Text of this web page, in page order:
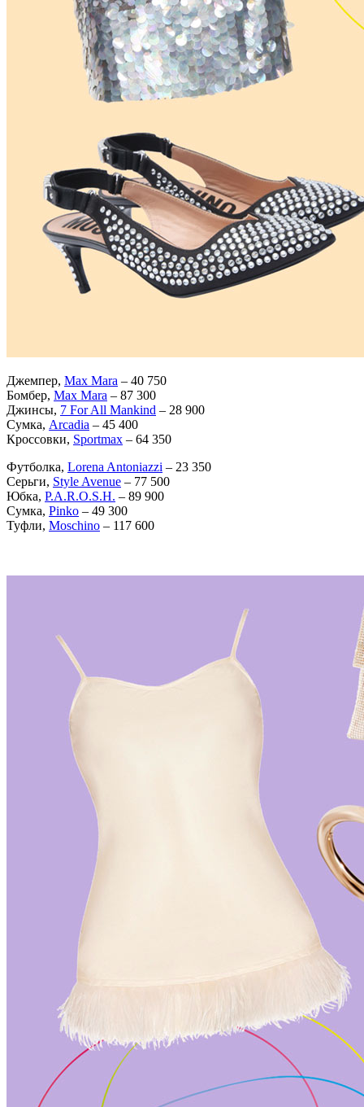
Джемпер, Max Mara – 40 750
Бомбер, Max Mara – 87 300
Джинсы, 7 For All Mankind – 28 900
Сумка, Arcadia – 45 400
Кроссовки, Sportmax – 64 350
Футболка, Lorena Antoniazzi – 23 350
Серьги, Style Avenue – 77 500
Юбка, P.A.R.O.S.H. – 89 900
Сумка, Pinko – 49 300
Туфли, Moschino – 117 600